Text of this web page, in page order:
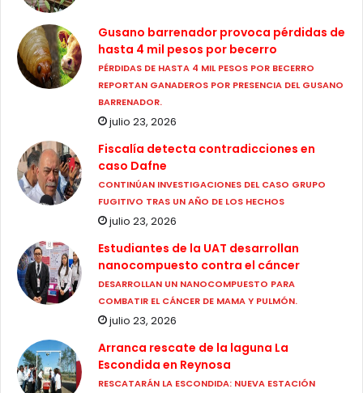
Gusano barrenador provoca pérdidas de
hasta 4 mil pesos por becerro
PÉRDIDAS DE HASTA 4 MIL PESOS POR BECERRO
REPORTAN GANADEROS POR PRESENCIA DEL GUSANO
BARRENADOR.
julio 23, 2026
Fiscalía detecta contradicciones en
caso Dafne
CONTINÚAN INVESTIGACIONES DEL CASO GRUPO
FUGITIVO TRAS UN AÑO DE LOS HECHOS
julio 23, 2026
Estudiantes de la UAT desarrollan
nanocompuesto contra el cáncer
DESARROLLAN UN NANOCOMPUESTO PARA
COMBATIR EL CÁNCER DE MAMA Y PULMÓN.
julio 23, 2026
Arranca rescate de la laguna La
Escondida en Reynosa
RESCATARÁN LA ESCONDIDA: NUEVA ESTACIÓN